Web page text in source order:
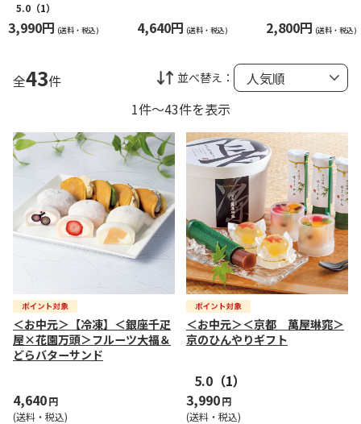
5.0 （1）
3,990円 (送料・税込) 4,640円 (送料・税込) 2,800円 (送料・税込)
全43件 並べ替え：
1件～43件を表示
＜お中元＞【冷凍】＜銀座千疋
屋×花園万頭＞フルーツ大福＆
どらバターサンド
4,640円
(送料・税込)
＜お中元＞＜京都 萬屋琳窕＞
京のひんやりギフト
5.0 （1）
3,990円
(送料・税込)